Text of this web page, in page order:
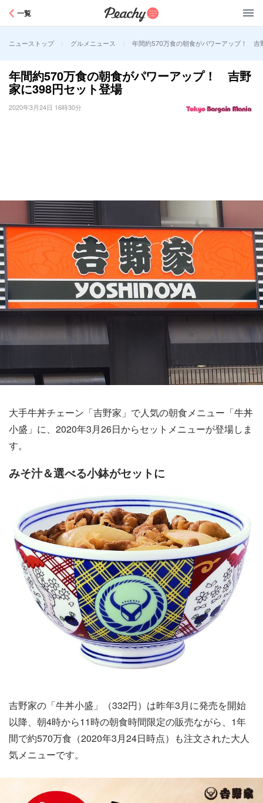
一覧
ニューストップ > グルメニュース > 年間約570万食の朝食がパワーアップ！ 吉
年間約570万食の朝食がパワーアップ！ 吉野
家に398円セット登場
2020年3月24日 16時30分
大手牛丼チェーン「吉野家」で人気の朝食メニュー「牛丼
小盛」に、2020年3月26日からセットメニューが登場しま
す。
みそ汁＆選べる小鉢がセットに
吉野家の「牛丼小盛」（332円）は昨年3月に発売を開始
以降、朝4時から11時の朝食時間限定の販売ながら、1年
間で約570万食（2020年3月24日時点）も注文された大人
気メニューです。